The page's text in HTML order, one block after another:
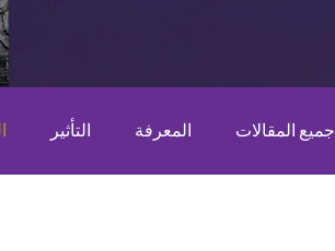
جميع المقالات المعرفة التأثير